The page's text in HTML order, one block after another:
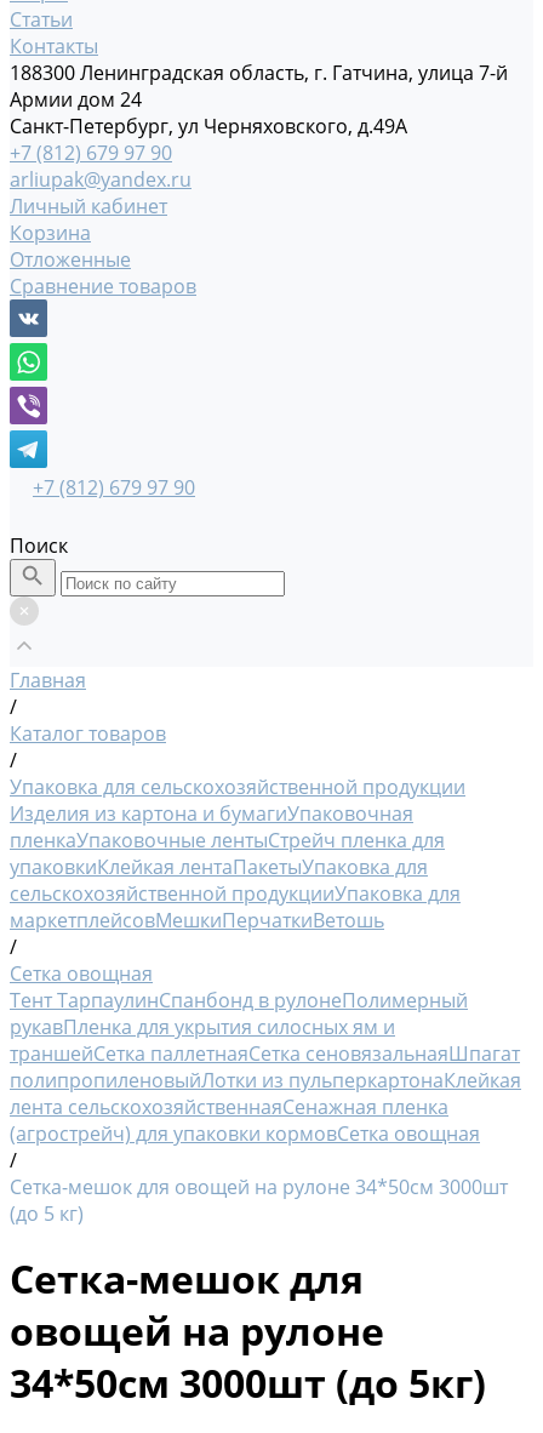
Статьи
Контакты
188300 Ленинградская область, г. Гатчина, улица 7-й
Армии дом 24
Санкт-Петербург, ул Черняховского, д.49А
+7 (812) 679 97 90
arliupak@yandex.ru
Личный кабинет
Корзина
Отложенные
Сравнение товаров
+7 (812) 679 97 90
Поиск
Главная
/
Каталог товаров
/
Упаковка для сельскохозяйственной продукции
Изделия из картона и бумагиУпаковочная
пленкаУпаковочные лентыСтрейч пленка для
упаковкиКлейкая лентаПакетыУпаковка для
сельскохозяйственной продукцииУпаковка для
маркетплейсовМешкиПерчаткиВетошь
/
Сетка овощная
Тент ТарпаулинСпанбонд в рулонеПолимерный
рукавПленка для укрытия силосных ям и
траншейСетка паллетнаяСетка сеновязальнаяШпагат
полипропиленовыйЛотки из пульперкартонаКлейкая
лента сельскохозяйственнаяСенажная пленка
(агрострейч) для упаковки кормовСетка овощная
/
Сетка-мешок для овощей на рулоне 34*50см 3000шт
(до 5 кг)
Сетка-мешок для
овощей на рулоне
34*50см 3000шт (до 5кг)